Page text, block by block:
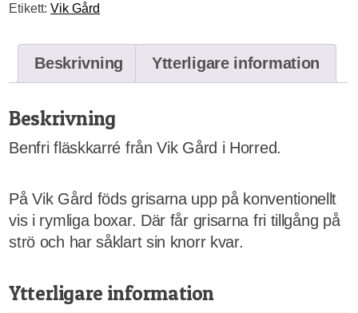
Etikett:Vik Gård
Beskrivning Ytterligare information
Beskrivning
Benfri fläskkarré från Vik Gård i Horred.
På Vik Gård föds grisarna upp på konventionellt
vis i rymliga boxar. Där får grisarna fri tillgång på
strö och har såklart sin knorr kvar.
Ytterligare information